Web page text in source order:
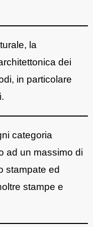
la
dei
in particolare
categoria
ad un massimo di
stampate ed
stampe e